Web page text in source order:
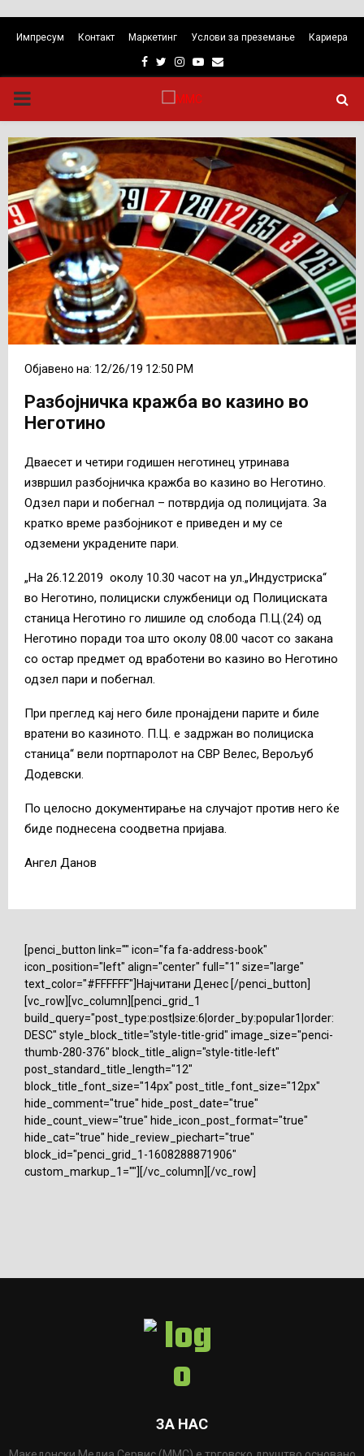
Импресум Контакт Маркетинг Услови за преземање Кариера
Facebook
TwitterInstagram
Youtube
Email
PRIMARY
MENU
Објавено на: 12/26/19 12:50 PM
Разбојничка кражба во казино во
Неготино
Дваесет и четири годишен неготинец утринава
извршил разбојничка кражба во казино во Неготино.
Одзел пари и побегнал – потврдија од полицијата. За
кратко време разбојникот е приведен и му се
одземени украдените пари.
„На 26.12.2019 околу 10.30 часот на ул.„Индустриска“
во Неготино, полициски службеници од Полициската
станица Неготино го лишиле од слобода П.Ц.(24) од
Неготино поради тоа што околу 08.00 часот со закана
со остар предмет од вработени во казино во Неготино
одзел пари и побегнал.
При преглед кај него биле пронајдени парите и биле
вратени во казиното. П.Ц. е задржан во полициска
станица“ вели портпаролот на СВР Велес, Верољуб
Додевски.
По целосно документирање на случајот против него ќе
биде поднесена соодветна пријава.
Ангел Данов
[penci_button link="" icon="fa fa-address-book"
icon_position="left" align="center" full="1" size="large"
text_color="#FFFFFF"]Најчитани Денес [/penci_button]
[vc_row][vc_column][penci_grid_1
build_query="post_type:post|size:6|order_by:popular1|order:
DESC" style_block_title="style-title-grid" image_size="penci-
thumb-280-376" block_title_align="style-title-left"
post_standard_title_length="12"
block_title_font_size="14px" post_title_font_size="12px"
hide_comment="true" hide_post_date="true"
hide_count_view="true" hide_icon_post_format="true"
hide_cat="true" hide_review_piechart="true"
block_id="penci_grid_1-1608288871906"
custom_markup_1=""][/vc_column][/vc_row]
ЗА НАС